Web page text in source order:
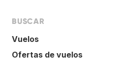
BUSCAR
Vuelos
Ofertas de vuelos